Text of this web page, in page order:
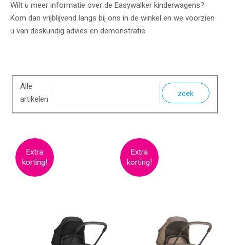
Wilt u meer informatie over de Easywalker kinderwagens?
Kom dan vrijblijvend langs bij ons in de winkel en we voorzien
u van deskundig advies en demonstratie.
Alle
artikelen
zoek